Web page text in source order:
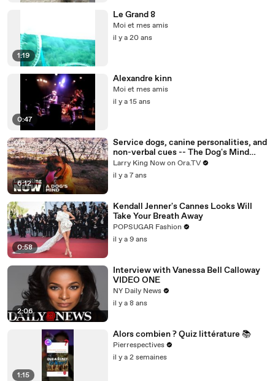
1:19
Le Grand 8
Moi et mes amis
il y a 20 ans
0:47
Alexandre kinn
Moi et mes amis
il y a 15 ans
6:12
Service dogs, canine personalities, and
non-verbal cues -- The Dog's Mind
Panel answers your social media
questions
Larry King Now on Ora.TV
il y a 7 ans
0:58
Kendall Jenner's Cannes Looks Will
Take Your Breath Away
POPSUGAR Fashion
il y a 9 ans
2:06
Interview with Vanessa Bell Calloway
VIDEO ONE
NY Daily News
il y a 8 ans
1:15
Alors combien ? Quiz littérature 📚
Pierrespectives
il y a 2 semaines